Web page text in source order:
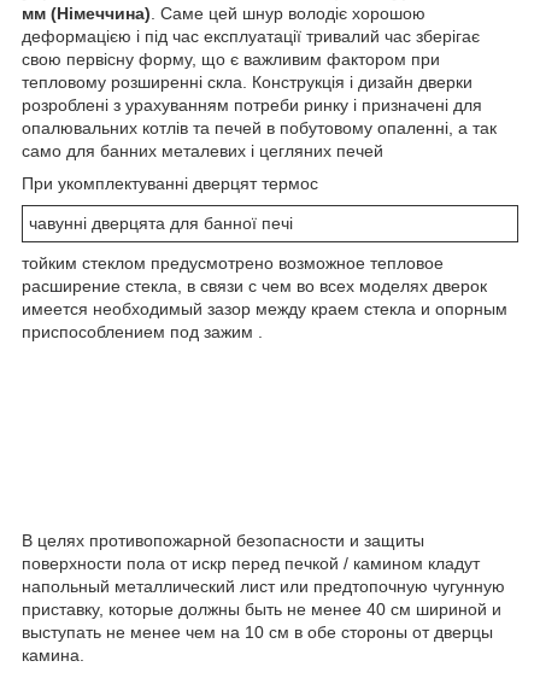
мм (Німеччина) . Саме цей шнур володіє хорошою
деформацією і під час експлуатації тривалий час зберігає
свою первісну форму, що є важливим фактором при
тепловому розширенні скла. Конструкція і дизайн дверки
розроблені з урахуванням потреби ринку і призначені для
опалювальних котлів та печей в побутовому опаленні, а так
само для банних металевих і цегляних печей
При укомплектуванні дверцят термос
чавунні дверцята для банної печі
тойким стеклом предусмотрено возможное тепловое
расширение стекла, в связи с чем во всех моделях дверок
имеется необходимый зазор между краем стекла и опорным
приспособлением под зажим .
В целях противопожарной безопасности и защиты
поверхности пола от искр перед печкой / камином кладут
напольный металлический лист или предтопочную чугунную
приставку, которые должны быть не менее 40 см шириной и
выступать не менее чем на 10 см в обе стороны от дверцы
камина.